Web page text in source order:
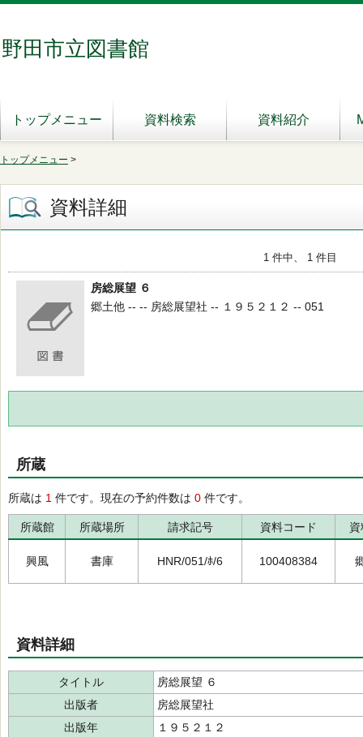
野田市立図書館
トップメニュー 資料検索 資料紹介
トップメニュー >
資料詳細
1 件中、 1 件目
房総展望 ６
郷土他 -- -- 房総展望社 -- １９５２１２ -- 051
所蔵
所蔵は 1 件です。現在の予約件数は 0 件です。
所蔵館 所蔵場所 請求記号 資料コード
興風 書庫 HNR/051/ﾎ/6 100408384
資料詳細
タイトル
房総展望 ６
出版者
房総展望社
出版年
１９５２１２